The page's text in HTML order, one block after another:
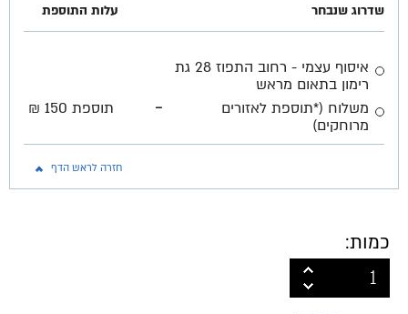
שדרוג שנבחר עלות התוספת
איסוף עצמי - רחוב התפוז 28 גת
רימון בתאום מראש
משלוח (*תוספת לאזורים
מרוחקים)
- תוספת 150 ₪
חזרה לראש הדף
כמות: